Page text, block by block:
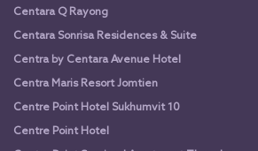
Centara Q Rayong
Centara Sonrisa Residences & Suite
Centra by Centara Avenue Hotel
Centra Maris Resort Jomtien
Centre Point Hotel Sukhumvit 10
Centre Point Hotel